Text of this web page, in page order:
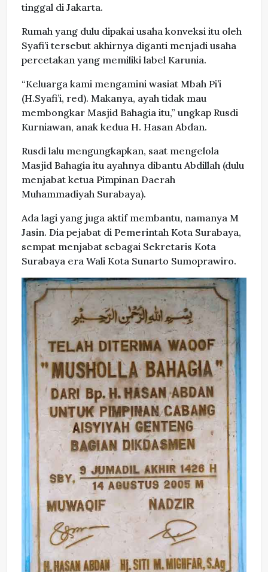
tinggal di Jakarta.
Rumah yang dulu dipakai usaha konveksi itu oleh
Syafi’i tersebut akhirnya diganti menjadi usaha
percetakan yang memiliki label Karunia.
“Keluarga kami mengamini wasiat Mbah Pi’i
(H.Syafi’i, red). Makanya, ayah tidak mau
membongkar Masjid Bahagia itu,” ungkap Rusdi
Kurniawan, anak kedua H. Hasan Abdan.
Rusdi lalu mengungkapkan, saat mengelola
Masjid Bahagia itu ayahnya dibantu Abdillah (dulu
menjabat ketua Pimpinan Daerah
Muhammadiyah Surabaya).
Ada lagi yang juga aktif membantu, namanya M
Jasin. Dia pejabat di Pemerintah Kota Surabaya,
sempat menjabat sebagai Sekretaris Kota
Surabaya era Wali Kota Sunarto Sumoprawiro.